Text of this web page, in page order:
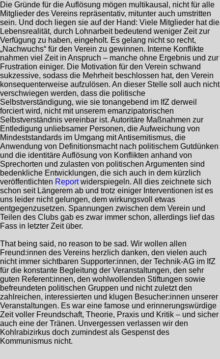
Die Gründe für die Auflösung mögen multikausal, nicht für alle
Mitglieder des Vereins repräsentativ, mitunter auch umstritten
sein. Und doch liegen sie auf der Hand: Viele Mitglieder hat die
Lebensrealität, durch Lohnarbeit bedeutend weniger Zeit zur
Verfügung zu haben, eingeholt. Es gelang nicht so recht,
„Nachwuchs“ für den Verein zu gewinnen. Interne Konflikte
nahmen viel Zeit in Anspruch – manche ohne Ergebnis und zur
Frustration einiger. Die Motivation für den Verein schwand
sukzessive, sodass die Mehrheit beschlossen hat, den Verein
konsequenterweise aufzulösen. An dieser Stelle soll auch nicht
verschwiegen werden, dass die politische
Selbstverständigung, wie sie tonangebend im IfZ derweil
forciert wird, nicht mit unserem emanzipatorischen
Selbstverständnis vereinbar ist. Autoritäre Maßnahmen zur
Entledigung unliebsamer Personen, die Aufweichung von
Mindeststandards im Umgang mit Antisemitismus, die
Anwendung von Definitionsmacht nach politischem Gutdünken
und die identitäre Auflösung von Konflikten anhand von
Sprechorten und zulasten von politischen Argumenten sind
bedenkliche Entwicklungen, die sich auch in dem kürzlich
veröffentlichten Reportwiderspiegeln. All dies zeichnete sich
schon seit Längerem ab und trotz einiger Interventionen ist es
uns leider nicht gelungen, dem wirkungsvoll etwas
entgegenzusetzen. Spannungen zwischen dem Verein und
Teilen des Clubs gab es zwar immer schon, allerdings lief das
Fass in letzter Zeit über.
That being said, no reason to be sad. Wir wollen allen
Freund:innen des Vereins herzlich danken, den vielen auch
nicht immer sichtbaren Supporter:innen, der Technik-AG im IfZ
für die konstante Begleitung der Veranstaltungen, den sehr
guten Referent:innen, den wohlwollenden Stiftungen sowie
befreundeten politischen Gruppen und nicht zuletzt den
zahlreichen, interessierten und klugen Besucher:innen unserer
Veranstaltungen. Es war eine famose und erinnerungswürdige
Zeit voller Freundschaft, Theorie, Praxis und Kritik – und sicher
auch eine der Tränen. Unvergessen verlassen wir den
Kohlrabizirkus doch zumindest als Gespenst des
Kommunismus nicht.